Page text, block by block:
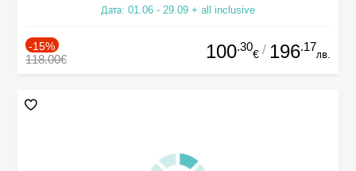
Дата: 01.06 - 29.09 + all inclusive
-15%
118.00€ 100.30
€ / 196.17
лв.